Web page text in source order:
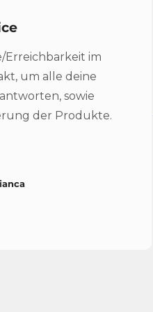
Erreichbarkeit im
um alle deine
sowie
der Produkte.